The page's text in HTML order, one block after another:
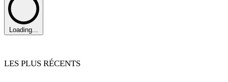
Loading...
LES PLUS RÉCENTS